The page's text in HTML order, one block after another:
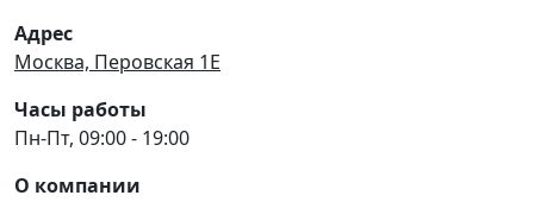
Адрес
Москва, Перовская 1Е
Часы работы
Пн-Пт, 09:00 - 19:00
О компании